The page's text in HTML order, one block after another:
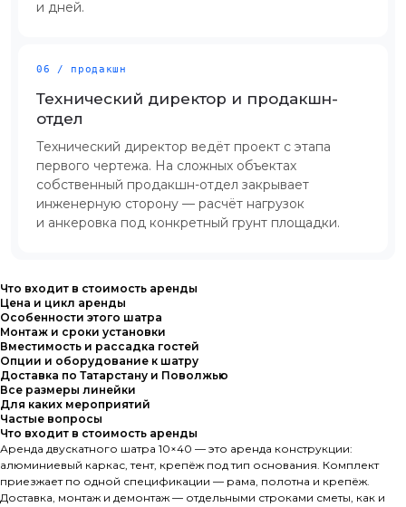
и дней.
06 / продакшн
Технический директор и продакшн-
отдел
Технический директор ведёт проект с этапа
первого чертежа. На сложных объектах
собственный продакшн-отдел закрывает
инженерную сторону — расчёт нагрузок
и анкеровка под конкретный грунт площадки.
Что входит в стоимость аренды
Цена и цикл аренды
Особенности этого шатра
Монтаж и сроки установки
Вместимость и рассадка гостей
Опции и оборудование к шатру
Доставка по Татарстану и Поволжью
Все размеры линейки
Для каких мероприятий
Частые вопросы
Что входит в стоимость аренды
Аренда двускатного шатра 10×40 — это аренда конструкции:
алюминиевый каркас, тент, крепёж под тип основания. Комплект
приезжает по одной спецификации — рама, полотна и крепёж.
Доставка, монтаж и демонтаж — отдельными строками сметы, как и